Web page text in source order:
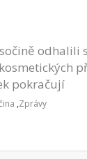
odhalili
pokračují
,Zprávy